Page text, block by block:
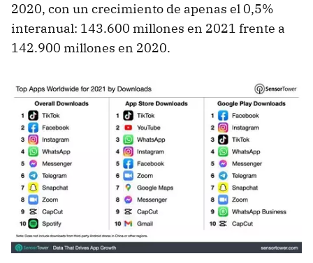
2020, con un crecimiento de apenas el 0,5%
interanual: 143.600 millones en 2021 frente a
142.900 millones en 2020.